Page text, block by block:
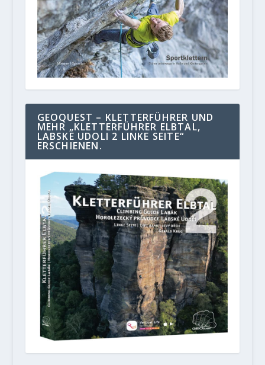
GEOQUEST – KLETTERFÜHRER UND
MEHR „KLETTERFÜHRER ELBTAL,
LABSKE UDOLI 2 LINKE SEITE“
ERSCHIENEN.